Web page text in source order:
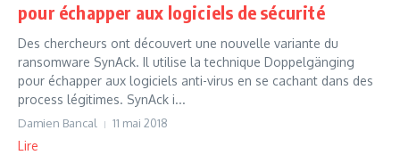
pour échapper aux logiciels de sécurité
Des chercheurs ont découvert une nouvelle variante du
ransomware SynAck. Il utilise la technique Doppelgänging
pour échapper aux logiciels anti-virus en se cachant dans des
process légitimes. SynAck i...
Damien Bancal 11 mai 2018
Lire